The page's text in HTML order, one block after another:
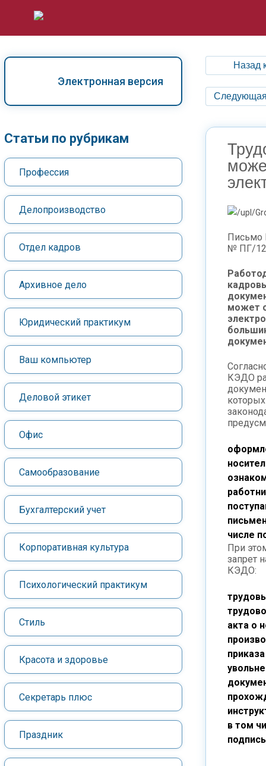
Электронная версия
Статьи по рубрикам
Профессия
Делопроизводство
Отдел кадров
Архивное дело
Юридический практикум
Ваш компьютер
Деловой этикет
Офис
Самообразование
Бухгалтерский учет
Корпоративная культура
Психологический практикум
Стиль
Красота и здоровье
Секретарь плюс
Праздник
Назад
Следующая
Письмо
№ ПГ/
может
КЭДО
числе
При
запрет
КЭДО:
акта о
в том